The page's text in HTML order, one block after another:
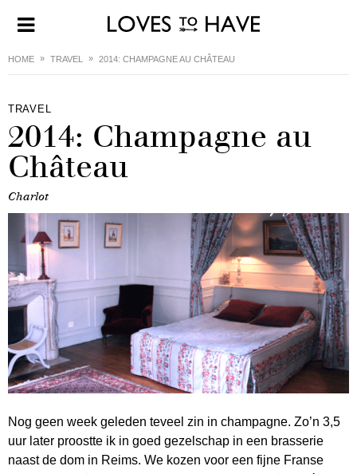
HOME TRAVEL 2014: CHAMPAGNE AU CHÂTEAU
TRAVEL
2014: Champagne au
Château
Charlot
Nog geen week geleden teveel zin in champagne. Zo’n 3,5
uur later proostte ik in goed gezelschap in een brasserie
naast de dom in Reims. We kozen voor een fijne Franse